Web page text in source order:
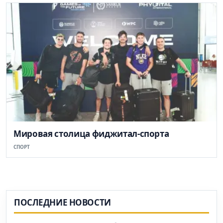
Мировая столица фиджитал-спорта
СПОРТ
ПОСЛЕДНИЕ НОВОСТИ